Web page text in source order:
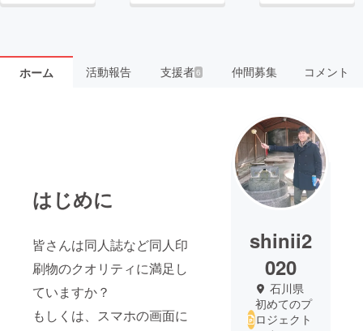
ホーム 活動報告 支援者6 仲間募集 コメント
はじめに
皆さんは同人誌など同人印
刷物のクオリティに満足し
ていますか？
もしくは、スマホの画面に
shinii2
020
石川県
初めてのプ
ロジェクト